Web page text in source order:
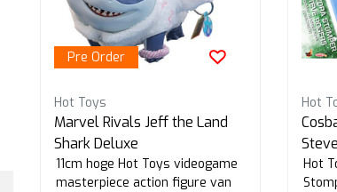
Pre Order
Hot Toys
Marvel Rivals Jeff the Land
Shark Deluxe
11cm hoge Hot Toys videogame
masterpiece action figure van
Hot
Hot